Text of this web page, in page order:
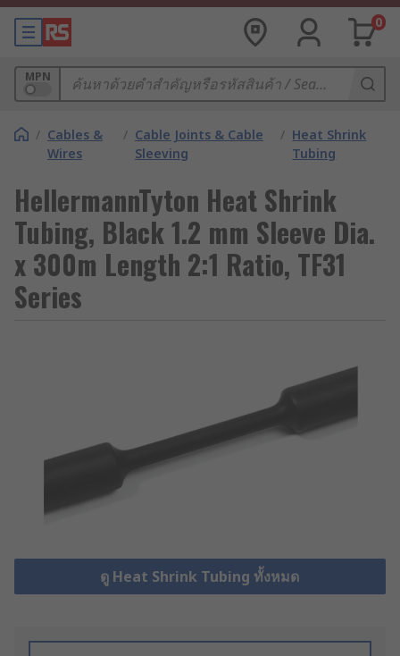
0
MPN
/ Cables &
Wires
/ Cable Joints & Cable
Sleeving
/ Heat Shrink
Tubing
HellermannTyton Heat Shrink
Tubing, Black 1.2 mm Sleeve Dia.
x 300m Length 2:1 Ratio, TF31
Series
ดู Heat Shrink Tubing ทั้งหมด